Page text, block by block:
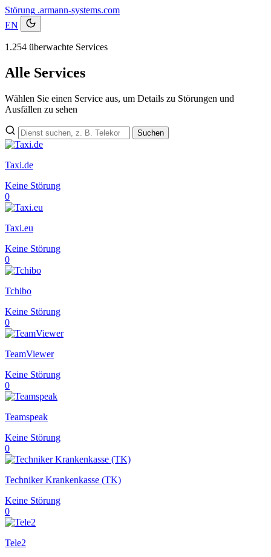
Störung .armann-systems.com
EN
1.254 überwachte Services
Alle Services
Wählen Sie einen Service aus, um Details zu Störungen und
Ausfällen zu sehen
Suchen
Taxi.de
Keine Störung
0
Taxi.eu
Keine Störung
0
Tchibo
Keine Störung
0
TeamViewer
Keine Störung
0
Teamspeak
Keine Störung
0
Techniker Krankenkasse (TK)
Keine Störung
0
Tele2